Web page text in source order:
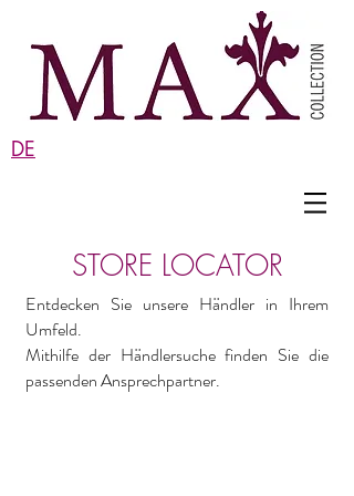
DE
Entdecken Sie unsere Händler in Ihrem
Umfeld.
Mithilfe der Händlersuche finden Sie die
passenden Ansprechpartner.
STORE LOCATOR